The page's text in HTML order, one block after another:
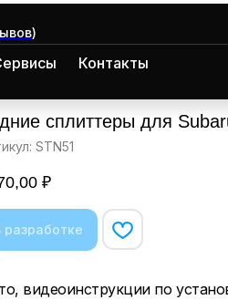
Контакты
сплиттеры для
STN51
₽
видеоинструкции по